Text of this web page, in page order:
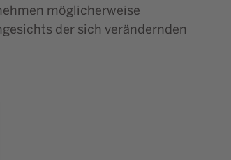
möglicherweise
der sich verändernden